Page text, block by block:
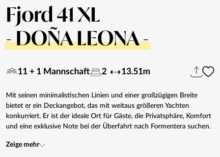
Fjord 41 XL
- DOÑA LEONA -
11 + 1 Mannschaft 2 13.51m
Mit seinen minimalistischen Linien und einer großzügigen Breite
bietet er ein Deckangebot, das mit weitaus größeren Yachten
konkurriert. Er ist der ideale Ort für Gäste, die Privatsphäre, Komfort
und eine exklusive Note bei der Überfahrt nach Formentera suchen.
Zeige mehr